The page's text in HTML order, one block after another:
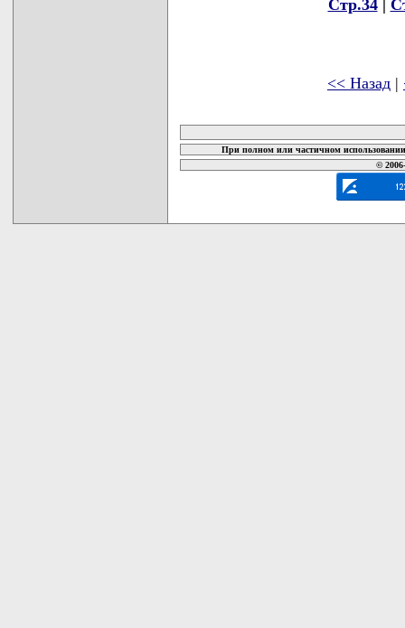
Стр.34|
<< Назад |
При полном или частичном
©